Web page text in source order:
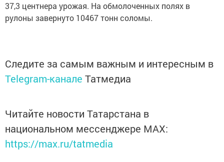
37,3 центнера урожая. На обмолоченных полях в
рулоны завернуто 10467 тонн соломы.
Следите за самым важным и интересным в
Telegram-канале Татмедиа
Читайте новости Татарстана в
национальном мессенджере MАХ:
https://max.ru/tatmedia